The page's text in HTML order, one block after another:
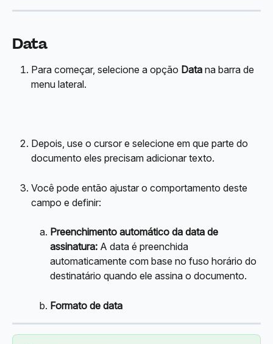
Data
Para começar, selecione a opção Data na barra de
menu lateral.
Depois, use o cursor e selecione em que parte do
documento eles precisam adicionar texto.
Você pode então ajustar o comportamento deste
campo e definir:
Preenchimento automático da data de
assinatura: A data é preenchida
automaticamente com base no fuso horário do
destinatário quando ele assina o documento.
Formato de data